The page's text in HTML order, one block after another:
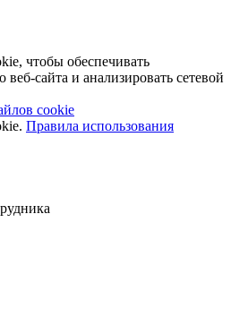
чтобы обеспечивать
сайта и анализировать сетевой
cookie
Правила использования